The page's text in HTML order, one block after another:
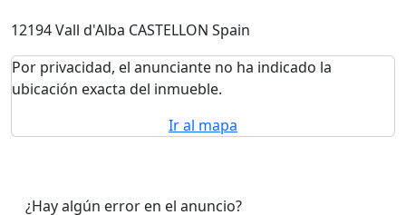
12194 Vall d'Alba CASTELLON Spain
Por privacidad, el anunciante no ha indicado la
ubicación exacta del inmueble.
Ir al mapa
¿Hay algún error en el anuncio?